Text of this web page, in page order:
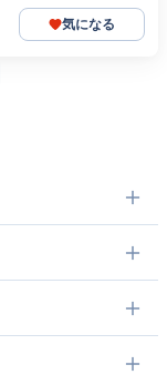
気になる